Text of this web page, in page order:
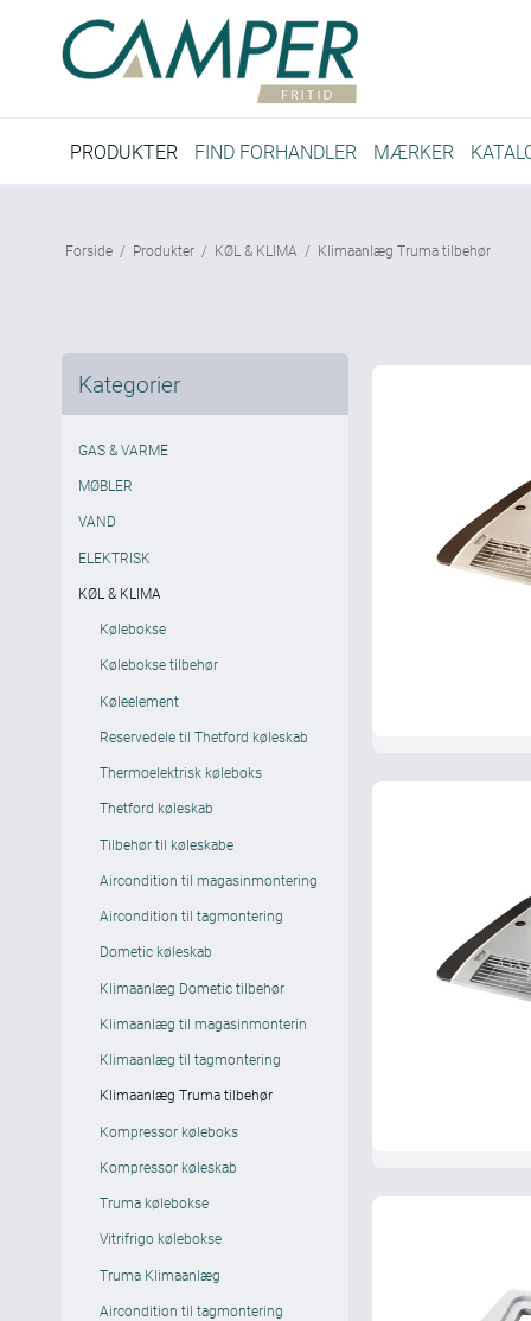
PRODUKTER FIND FORHANDLER MÆRKER
Forside / Produkter / KØL & KLIMA / Klimaanlæg Truma tilbehør
Kategorier
GAS & VARME
MØBLER
VAND
ELEKTRISK
KØL & KLIMA
Kølebokse
Kølebokse tilbehør
Køleelement
Reservedele til Thetford køleskab
Thermoelektrisk køleboks
Thetford køleskab
Tilbehør til køleskabe
Aircondition til magasinmontering
Aircondition til tagmontering
Dometic køleskab
Klimaanlæg Dometic tilbehør
Klimaanlæg til magasinmonterin
Klimaanlæg til tagmontering
Klimaanlæg Truma tilbehør
Kompressor køleboks
Kompressor køleskab
Truma kølebokse
Vitrifrigo kølebokse
Truma Klimaanlæg
Aircondition til tagmontering